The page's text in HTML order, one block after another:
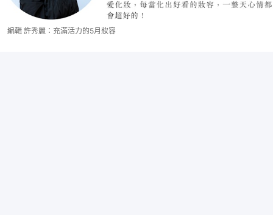
編輯 許秀麗：充滿活力的5月妝容